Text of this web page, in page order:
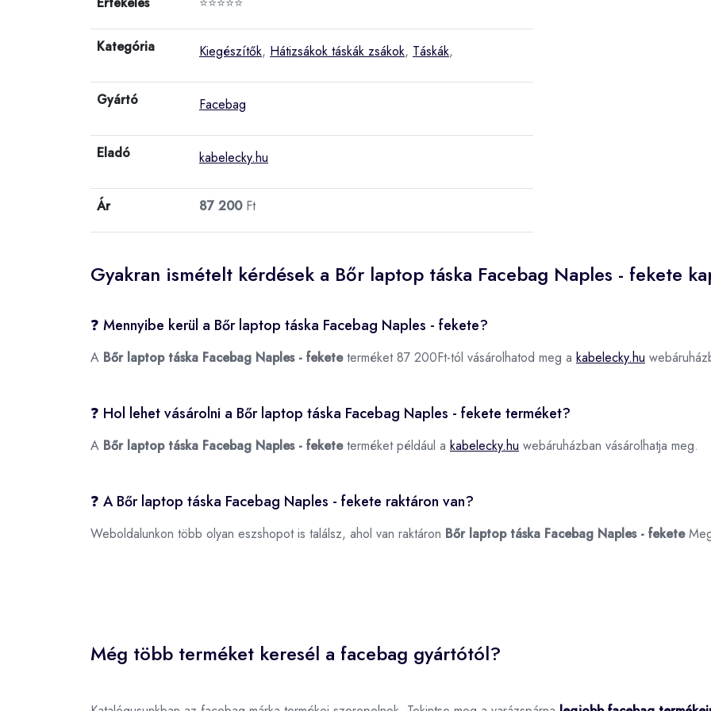
Kategória Kiegészítők, Hátizsákok táskák zsákok, Táskák,
Gyártó Facebag
Eladó kabelecky.hu
Ár 87 200Ft
Gyakran ismételt kérdések a Bőr laptop táska Facebag Naples - fekete
❓ Mennyibe kerül a Bőr laptop táska Facebag Naples - fekete?
A Bőr laptop táska Facebag Naples - feketeterméket 87 200Ft-tól vásárolhatod meg a kabelecky.hu
❓ Hol lehet vásárolni a Bőr laptop táska Facebag Naples - fekete terméket?
A Bőr laptop táska Facebag Naples - feketeterméket például a kabelecky.hu webáruházban vásárolhatja meg.
❓ A Bőr laptop táska Facebag Naples - fekete raktáron van?
Weboldalunkon több olyan eszshopot is találsz, ahol van raktáron Bőr laptop táska Facebag Naples - fekete
Még több terméket keresél a facebag gyártótól?